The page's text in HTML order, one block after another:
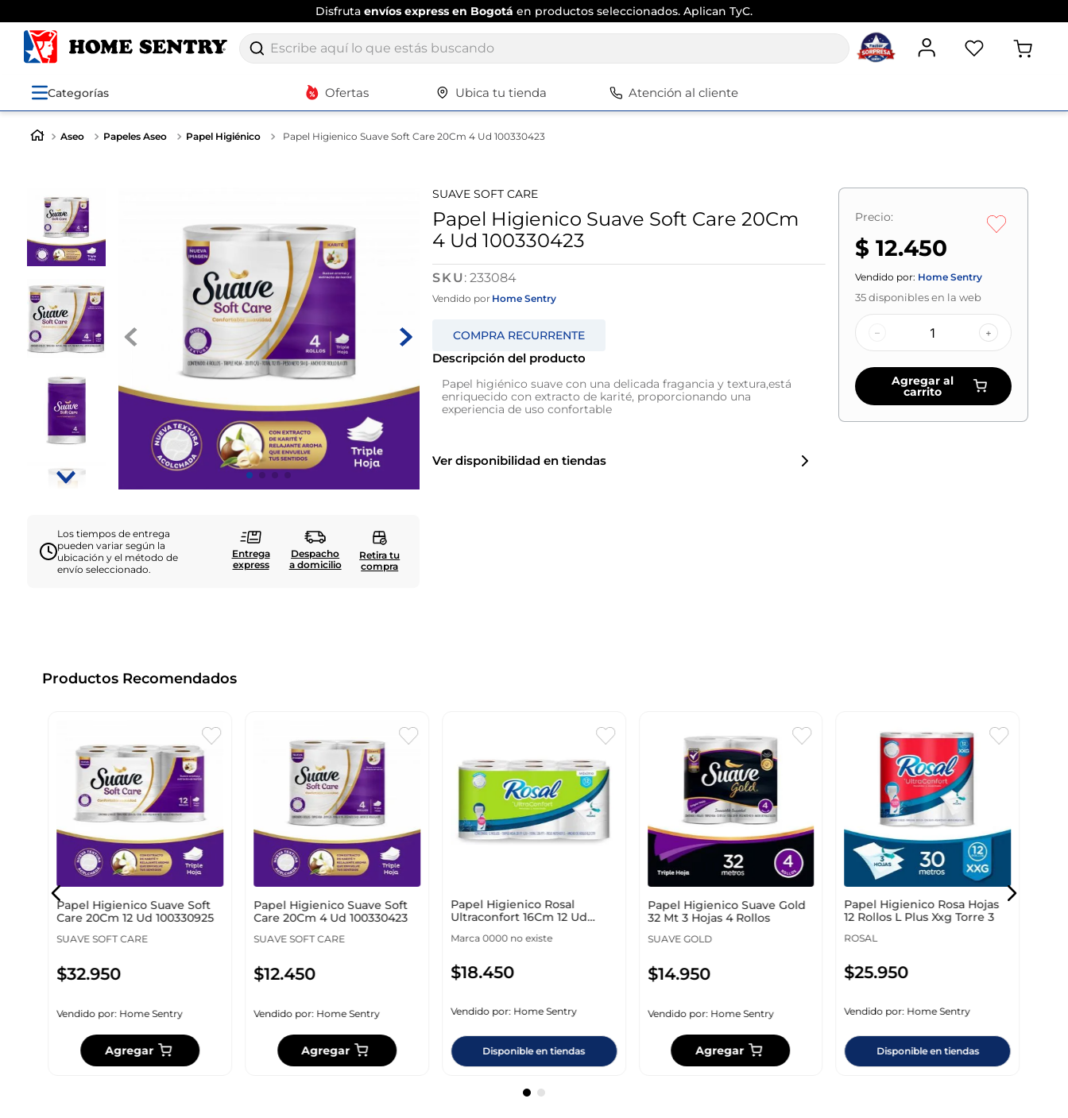
Disfruta envíos express en Bogotá en productos seleccionados. Aplican TyC.
Escribe aquí lo que estás buscando
Categorías Ofertas Ubica tu tienda Atención al cliente
Aseo Papeles Aseo Papel Higiénico Papel Higienico Suave Soft Care 20Cm 4 Ud 100330423
Los tiempos de entrega
pueden variar según la
ubicación y el método de
envío seleccionado.
Entrega
express
Despacho
a domicilio
Retira tu
compra
SUAVE SOFT CARE
Papel Higienico Suave Soft Care 20Cm
4 Ud 100330423
:233084
Vendido por Home Sentry
Descripción del producto
Papel higiénico suave con una delicada fragancia y textura,está
enriquecido con extracto de karité, proporcionando una
experiencia de uso confortable
Ver disponibilidad en tiendas
Precio:
$ 12.450
Vendido por: Home Sentry
35disponibles en la web
– +
Agregar al
carrito
Productos Recomendados
Papel Higienico Suave Soft
Care 20Cm 12 Ud 100330925
SUAVE SOFT CARE
$32.950
Vendido por: Home Sentry
Agregar
Papel Higienico Suave Soft
Care 20Cm 4 Ud 100330423
SUAVE SOFT CARE
$12.450
Vendido por: Home Sentry
Agregar
Papel Higienico Rosal
Ultraconfort 16Cm 12 Ud
Marca 0000 no existe
$18.450
Vendido por: Home Sentry
Disponible en tiendas
Papel Higienico Suave Gold
32 Mt 3 Hojas 4 Rollos
SUAVE GOLD
$14.950
Vendido por: Home Sentry
Agregar
Papel Higienico Rosa Hojas
12 Rollos L Plus Xxg Torre 3
ROSAL
$25.950
Vendido por: Home Sentry
Disponible en tiendas
Términos más buscados
silla
closet
espejo
vajillas
.
zapatero
cuadros